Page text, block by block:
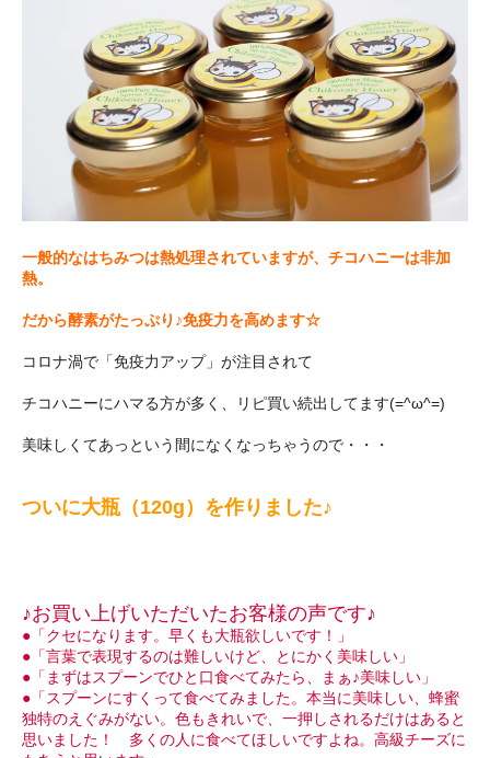
一般的なはちみつは熱処理されていますが、チコハニーは非加
熱。
だから酵素がたっぷり♪免疫力を高めます☆
コロナ渦で「免疫力アップ」が注目されて
チコハニーにハマる方が多く、リピ買い続出してます(=^ω^=)
美味しくてあっという間になくなっちゃうので・・・
ついに大瓶（120g）を作りました♪
♪お買い上げいただいたお客様の声です♪
●「クセになります。早くも大瓶欲しいです！」
●「言葉で表現するのは難しいけど、とにかく美味しい」
●「まずはスプーンでひと口食べてみたら、まぁ♪美味しい」
●「スプーンにすくって食べてみました。本当に美味しい、蜂蜜
独特のえぐみがない。色もきれいで、一押しされるだけはあると
思いました！ 多くの人に食べてほしいですよね。高級チーズに